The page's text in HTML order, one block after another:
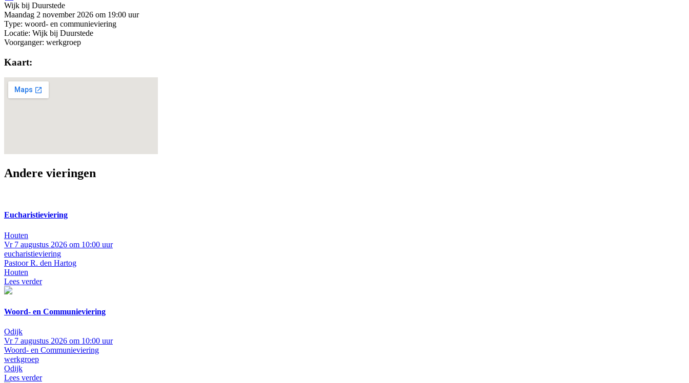
Wijk bij Duurstede
Maandag 2 november 2026 om 19:00 uur
Type: woord- en communieviering
Locatie: Wijk bij Duurstede
Voorganger: werkgroep
Kaart:
Andere vieringen
Eucharistieviering
Houten
Vr 7 augustus 2026 om 10:00 uur
eucharistieviering
Pastoor R. den Hartog
Houten
Lees verder
Woord- en Communieviering
Odijk
Vr 7 augustus 2026 om 10:00 uur
Woord- en Communieviering
werkgroep
Odijk
Lees verder